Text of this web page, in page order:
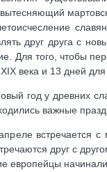
друг друга с
Для того, чтобы
века и 13 дней для
год у древних
важные
встречается
друг с
европейцы